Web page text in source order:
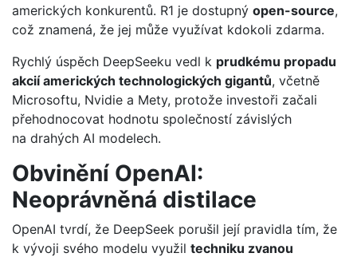
amerických konkurentů. R1 je dostupný open-source,
což znamená, že jej může využívat kdokoli zdarma.
Rychlý úspěch DeepSeeku vedl k prudkému propadu
akcií amerických technologických gigantů, včetně
Microsoftu, Nvidie a Mety, protože investoři začali
přehodnocovat hodnotu společností závislých
na drahých AI modelech.
Obvinění OpenAI:
Neoprávněná distilace
OpenAI tvrdí, že DeepSeek porušil její pravidla tím, že
k vývoji svého modelu využil techniku zvanou